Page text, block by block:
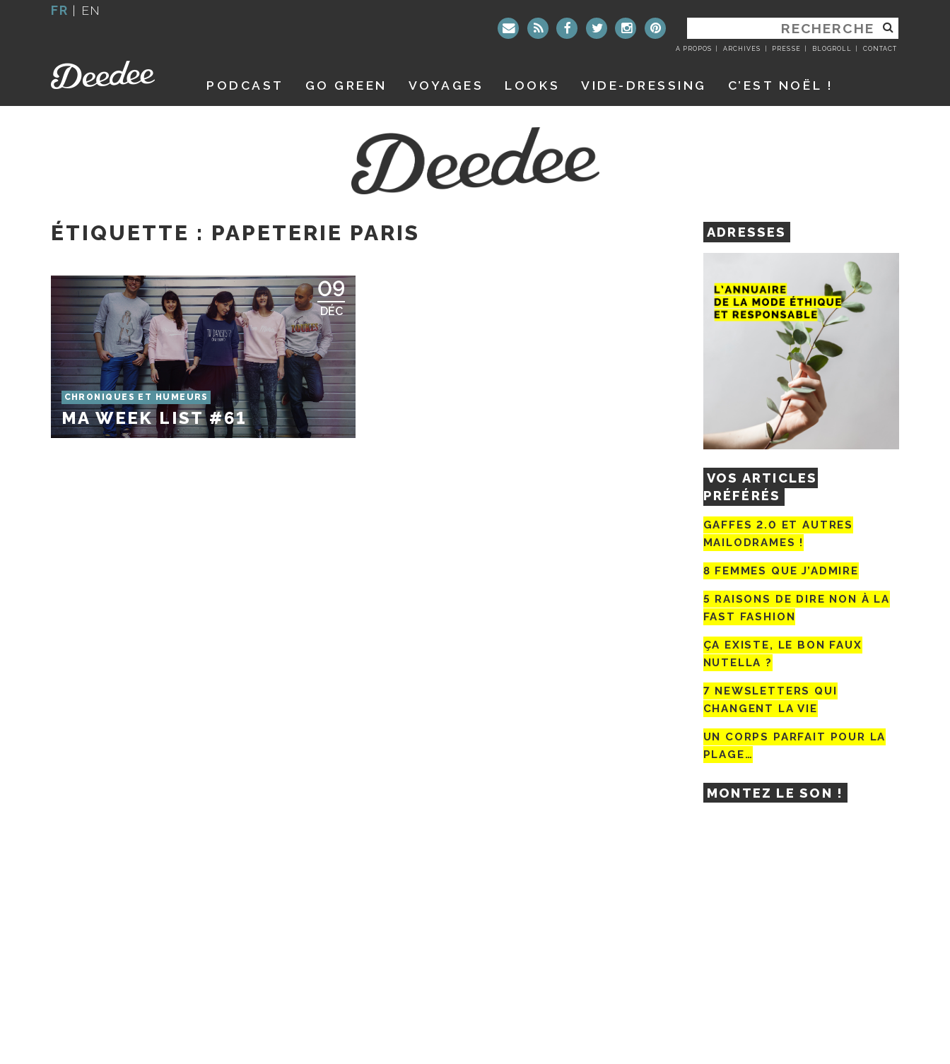
FR | EN
RECHERCHER
:
A PROPOS ARCHIVES PRESSE BLOGROLL CONTACT
PODCAST GO GREEN VOYAGES LOOKS VIDE-DRESSING C’EST NOËL !
ÉTIQUETTE : PAPETERIE PARIS
09
DÉC
CHRONIQUES ET HUMEURS
MA WEEK LIST #61
ADRESSES
VOS ARTICLES
PRÉFÉRÉS
GAFFES 2.0 ET AUTRES
MAILODRAMES !
8 FEMMES QUE J’ADMIRE
5 RAISONS DE DIRE NON À LA
FAST FASHION
ÇA EXISTE, LE BON FAUX
NUTELLA ?
7 NEWSLETTERS QUI
CHANGENT LA VIE
UN CORPS PARFAIT POUR LA
PLAGE…
MONTEZ LE SON !